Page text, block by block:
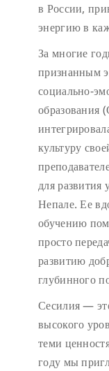
в России,
энергию в
За многие
признанным
социально-
культуру
для
Непале. Ее
обучению
просто
развитию
глубинного
Сесилия —
высокого
теми
году мы